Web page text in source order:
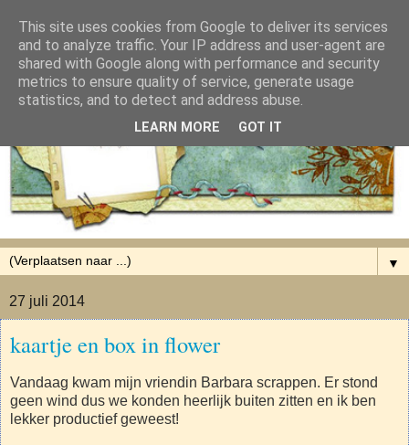
▼
27 juli 2014
kaartje en box in flower
Vandaag kwam mijn vriendin Barbara scrappen. Er stond
geen wind dus we konden heerlijk buiten zitten en ik ben
lekker productief geweest!
This site uses cookies from Google to deliver its services
and to analyze traffic. Your IP address and user-agent are
shared with Google along with performance and security
metrics to ensure quality of service, generate usage
statistics, and to detect and address abuse.
LEARN MORE GOT IT